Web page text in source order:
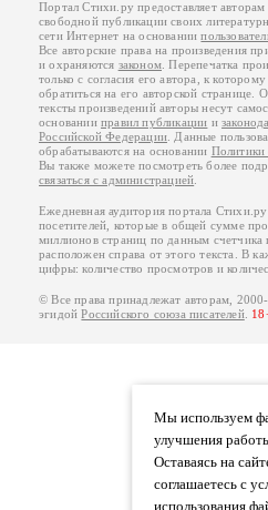
Мы используем
улучшения
Оставаясь на
соглашаетесь с
использования
Портал Стихи.ру предоставляет
свободной публикации своих
сети Интернет на основании
Все авторские права на произведения
и охраняются законом. Перепечатка
только с согласия его автора, к
обратиться на его авторской странице.
тексты произведений авторы несут
основанииправил публикации и
Российской Федерации. Данные
обрабатываются на основании Политики
Вы также можете посмотреть более
связаться с администрацией.
Ежедневная аудитория портала
посетителей, которые в общей сумме
миллионов страниц по данным счетчика
расположен справа от этого текста. В
цифры: количество просмотров и
© Все права принадлежат авторам,
эгидойРоссийского союза писателей.